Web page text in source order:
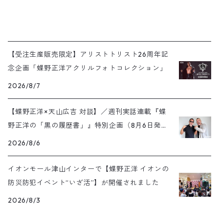
【受注生産販売限定】アリストトリスト26周年記
念企画「蝶野正洋アクリルフォトコレクション」
2026/8/7
【蝶野正洋×天山広吉 対談】／週刊実話連載『蝶
野正洋の「黒の履歴書」』特別企画（8月6日発売
号）
2026/8/6
イオンモール津山インターで【蝶野正洋 イオンの
防災防犯イベント“いざ活”】が開催されました
2026/8/3